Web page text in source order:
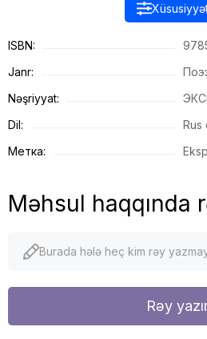
ISBN:
Janr:
Nəşriyyat:
Dil:
Rus
Метка:
Məhsul haqqında
Burada hələ heç kim rəy
Rəy